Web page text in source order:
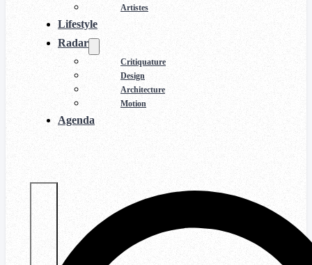
Artistes
Lifestyle
Radar
Critiquature
Design
Architecture
Motion
Agenda